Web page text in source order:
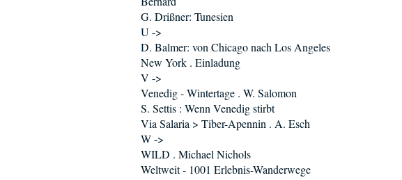
G. Drißner: Tunesien
U ->
D. Balmer: von Chicago nach Los Angeles
New York . Einladung
V ->
Venedig - Wintertage . W. Salomon
S. Settis : Wenn Venedig stirbt
Via Salaria > Tiber-Apennin . A. Esch
W ->
WILD . Michael Nichols
Weltweit - 1001 Erlebnis-Wanderwege